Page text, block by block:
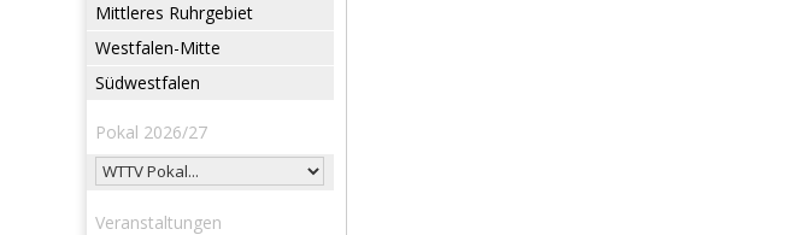
Mittleres Ruhrgebiet
Westfalen-Mitte
Südwestfalen
Pokal 2026/27
Veranstaltungen